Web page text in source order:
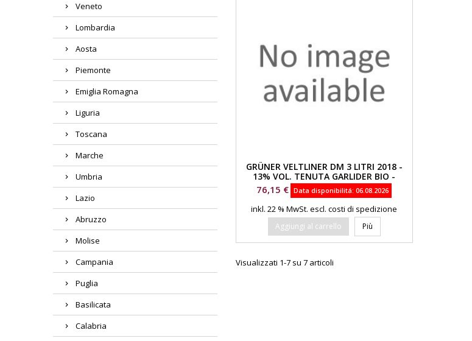
Veneto
Lombardia
Aosta
Piemonte
Emiglia Romagna
Liguria
Toscana
Marche
Umbria
Lazio
Abruzzo
Molise
Campania
Puglia
Basilicata
Calabria
GRÜNER VELTLINER DM 3 LITRI 2018 -
13% VOL. TENUTA GARLIDER BIO -
CHRIS KERSCHBAUMER
Prezzo
76,15 € Data disponibilitá: 06.08.2026
inkl. 22 % MwSt.escl. costi di spedizione
Aggiungi al carrello Più
Visualizzati 1-7 su 7 articoli